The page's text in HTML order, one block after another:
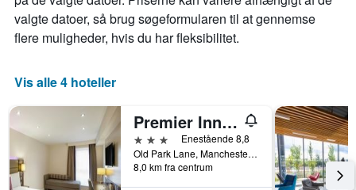
valgte datoer, så brug søgeformularen til at gennemse
flere muligheder, hvis du har fleksibilitet.
Vis alle 4 hoteller
Premier Inn Manchester Trafford Centre Wst
3 stjernerEnestående 8,8
Old Park Lane, Manchester, Storbritannien
8,0 km fra centrum